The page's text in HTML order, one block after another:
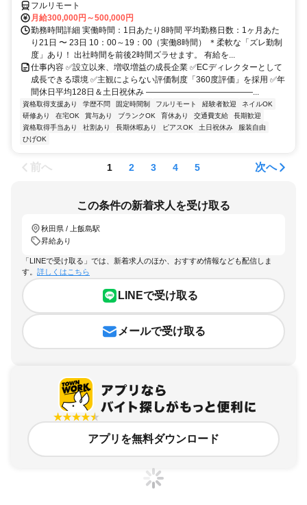
フルリモート
月給300,000円～500,000円
勤務時間詳細 実働時間：1日あたり8時間 平均勤務日数：1ヶ月あた
り21日 〜 23日 10：00～19：00（実働8時間） ＊柔軟な「ズレ勤制
度」あり！ 出社時間を前後2時間ズラせます。 有給を...
仕事内容 ✅設立以来、増収増益の成長企業 ✅ECディレクターとして
成長できる環境 ✅主観によらない評価制度「360度評価」を採用 ✅年
間休日平均128日＆土日祝休み ―――――――――――――...
資格取得支援あり 学歴不問 固定時間制 フルリモート 経験者歓迎
ネイルOK
研修あり
在宅OK 賞与あり ブランクOK 育休あり 交通費支給
長期歓迎
資格取得手当あり
社割あり 長期休暇あり ピアスOK 土日祝休み
服装自由
ひげOK
前へ 1 2 3 4 5 次へ
この条件の新着求人を受け取る
秋田県 / 上飯島駅
昇給あり
「LINEで受け取る」では、新着求人のほか、おすすめ情報なども配信しま
す。 詳しくはこちら
LINEで受け取る
メールで受け取る
アプリを無料ダウンロード